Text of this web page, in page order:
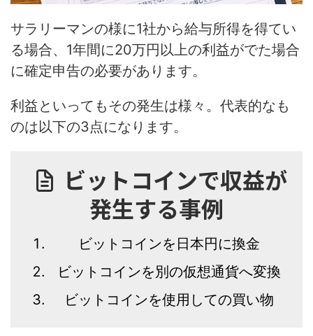
サラリーマンの様に1社から給与所得を得てい
る場合、 1年間に20万円以上の利益がでた場合
に確定申告の必要があります。
利益といってもその発生は様々。代表的なも
のは以下の3点になります。
ビットコインで収益が
発生する事例
ビットコインを日本円に換金
ビットコインを別の仮想通貨へ変換
ビットコインを使用しての買い物